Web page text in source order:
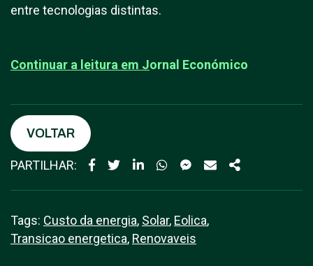
entre tecnologias distintas.
Continuar a leitura em Jornal Económico
VOLTAR
PARTILHAR:
Tags: Custo da energia, Solar, Eolica,
Transicao energetica, Renovaveis